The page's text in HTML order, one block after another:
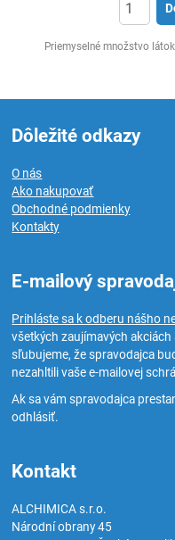
Priemyselné množstvo
Dôležité odkazy
O nás
Ako nakupovať
Obchodné podmienky
Kontakty
E-mailový
Prihláste sa k odberu nášho
všetkých zaujímavých
sľubujeme, že spravodajca
nezahltili vaše e-mailovej
Ak sa vám spravodajca
odhlásiť.
Kontakt
ALCHIMICA s.r.o.
Národní obrany 45